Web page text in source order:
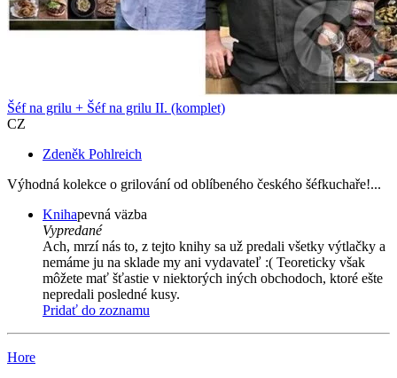
Šéf na grilu + Šéf na grilu II. (komplet)
CZ
Zdeněk Pohlreich
Výhodná kolekce o grilování od oblíbeného českého šéfkuchaře!...
Knihapevná väzba
Vypredané
Ach, mrzí nás to, z tejto knihy sa už predali všetky výtlačky a
nemáme ju na sklade my ani vydavateľ :( Teoreticky však
môžete mať šťastie v niektorých iných obchodoch, ktoré ešte
nepredali posledné kusy.
Pridať do zoznamu
Hore